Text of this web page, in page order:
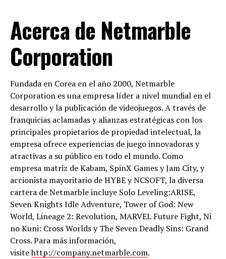
Acerca de Netmarble
Corporation
Fundada en Corea en el año 2000, Netmarble
Corporation es una empresa líder a nivel mundial en el
desarrollo y la publicación de videojuegos. A través de
franquicias aclamadas y alianzas estratégicas con los
principales propietarios de propiedad intelectual, la
empresa ofrece experiencias de juego innovadoras y
atractivas a su público en todo el mundo. Como
empresa matriz de Kabam, SpinX Games y Jam City, y
accionista mayoritario de HYBE y NCSOFT, la diversa
cartera de Netmarble incluye Solo Leveling:ARISE,
Seven Knights Idle Adventure, Tower of God: New
World, Lineage 2: Revolution, MARVEL Future Fight, Ni
no Kuni: Cross Worlds y The Seven Deadly Sins: Grand
Cross. Para más información,
visitehttp://company.netmarble.com.